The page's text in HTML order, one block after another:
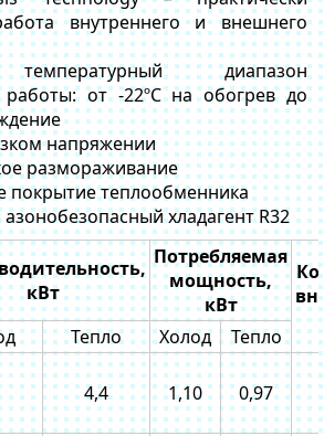
внутреннего и внешнего
диапазон
работы: от -22ºС на обогрев до
напряжении
размораживание
покрытие теплообменника
хладагент R32
кВт
Потребляемая
мощность,
кВт
Тепло Холод
Тепло
4,4 1,10 0,97